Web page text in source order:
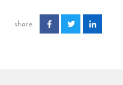
share